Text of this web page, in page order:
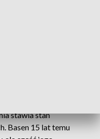
stawia stan
Basen 15 lat temu